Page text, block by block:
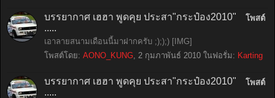
โพสต์
บรรยากาศ เฮฮา พูดคุย ประสา"กระป๋อง2010"
.....
เอาลายสนามเดือนนี้มาฝากครับ ;););) [IMG]
โพสต์โดย: AONO_KUNG, 2 กุมภาพันธ์ 2010 ในฟอรั่ม: Karting
โพสต์
บรรยากาศ เฮฮา พูดคุย ประสา"กระป๋อง2010"
.....